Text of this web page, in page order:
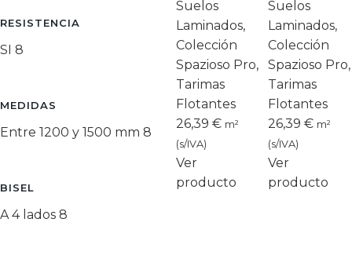
RESISTENCIA
SI 8
MEDIDAS
Entre 1200 y 1500 mm 8
BISEL
A 4 lados 8
Suelos
Laminados,
Colección
Spazioso Pro,
Tarimas
Flotantes
26,39 € m²
(s/IVA)
Ver
producto
Suelos
Laminados,
Colección
Spazioso Pro,
Tarimas
Flotantes
26,39 € m²
(s/IVA)
Ver
producto